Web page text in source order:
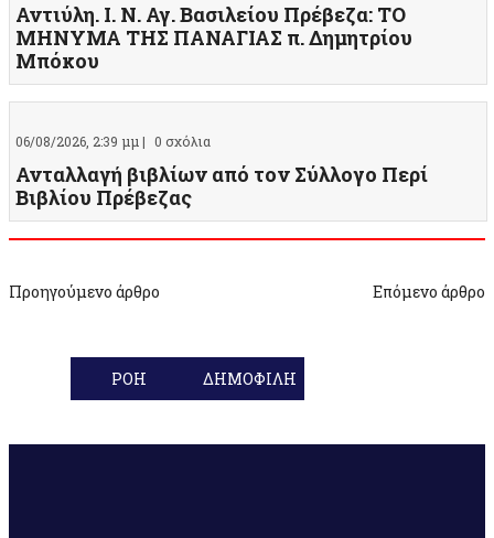
Αντιύλη. Ι. Ν. Αγ. Βασιλείου Πρέβεζα: ΤΟ
ΜΗΝΥΜΑ ΤΗΣ ΠΑΝΑΓΙΑΣ π. Δημητρίου
Μπόκου
06/08/2026, 2:39 μμ | 0 σχόλια
Ανταλλαγή βιβλίων από τον Σύλλογο Περί
Βιβλίου Πρέβεζας
Προηγούμενο άρθρο Επόμενο άρθρο
ΡΟΗ ΔΗΜΟΦΙΛΗ